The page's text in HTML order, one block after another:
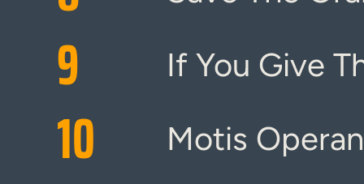
9 If You Give
10 Motis